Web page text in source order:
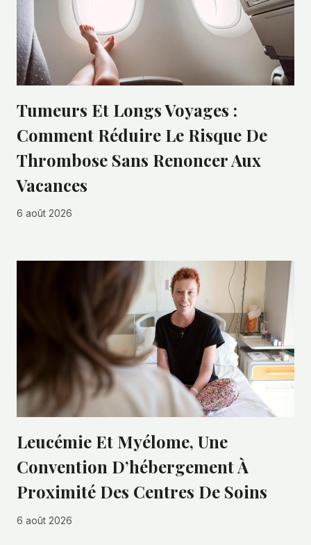
Tumeurs Et Longs Voyages :
Comment Réduire Le Risque De
Thrombose Sans Renoncer Aux
Vacances
6 août 2026
Leucémie Et Myélome, Une
Convention D’hébergement À
Proximité Des Centres De Soins
6 août 2026